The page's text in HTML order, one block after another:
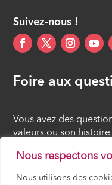
Nous respectons
Nous utilisons des
Suivez-nous !
Foire aux
Vous avez des
valeurs ou son
réponses rassemble
à tous, croyants ou